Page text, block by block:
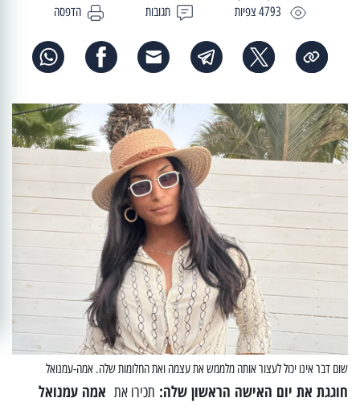
4793 צפיות תגובות הדפסה
שום דבר אינו יכול לעצור אותה מלממש את עצמה ואת החלומות שלה. אמה-עמנואל
חוגגת את יום האישה הראשון שלה: תכירו את אמה עמנואל